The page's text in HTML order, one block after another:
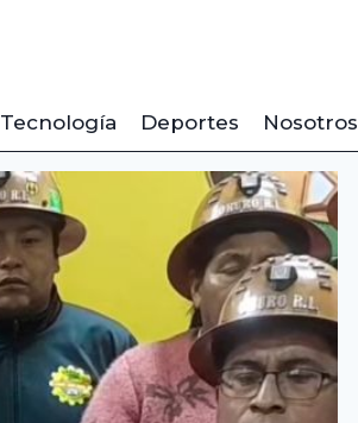
Tecnología Deportes Nosotros